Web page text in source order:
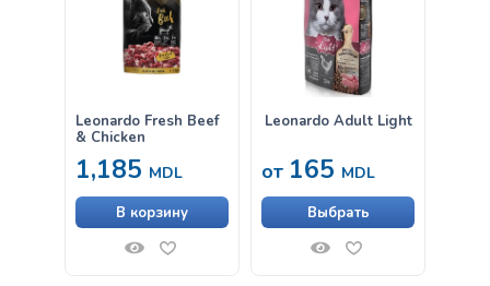
Leonardo Fresh Beef
& Chicken
1,185 MDL
В корзину
Leonardo Adult Light
от 165 MDL
Выбрать